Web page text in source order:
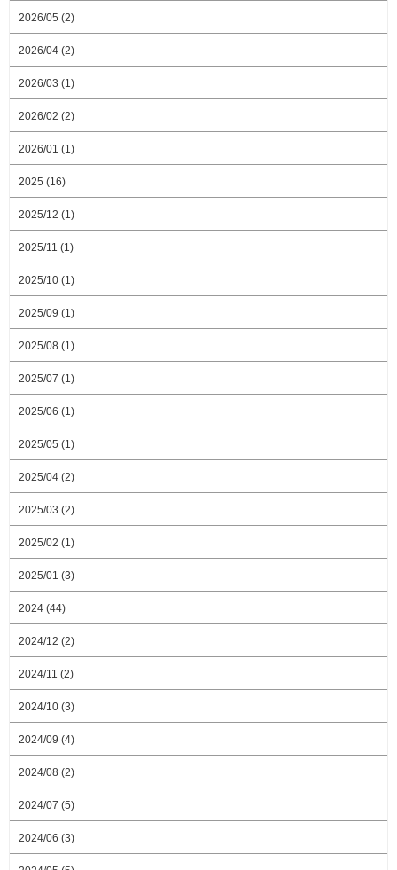
2026/05 (2)
2026/04 (2)
2026/03 (1)
2026/02 (2)
2026/01 (1)
2025 (16)
2025/12 (1)
2025/11 (1)
2025/10 (1)
2025/09 (1)
2025/08 (1)
2025/07 (1)
2025/06 (1)
2025/05 (1)
2025/04 (2)
2025/03 (2)
2025/02 (1)
2025/01 (3)
2024 (44)
2024/12 (2)
2024/11 (2)
2024/10 (3)
2024/09 (4)
2024/08 (2)
2024/07 (5)
2024/06 (3)